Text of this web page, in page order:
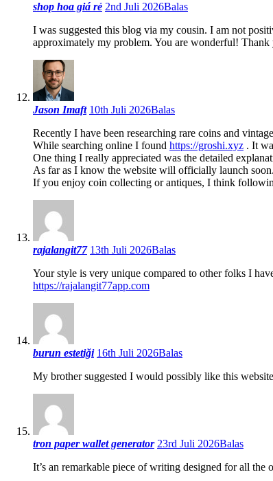
shop hoa giá rẻ 2nd Juli 2026Balas
I was suggested this blog via my cousin. I am not
approximately my problem. You are wonderful! Thank
Jason Imaft 10th Juli 2026Balas
Recently I have been researching rare coins and
While searching online I found https://groshi.xyz . It
One thing I really appreciated was the detailed
As far as I know the website will officially launch
If you enjoy coin collecting or antiques, I think
rajalangit77 13th Juli 2026Balas
Your style is very unique compared to other folks I
https://rajalangit77app.com
burun estetiği 16th Juli 2026Balas
My brother suggested I would possibly like this
tron paper wallet generator 23rd Juli 2026Balas
It’s an remarkable piece of writing designed for all